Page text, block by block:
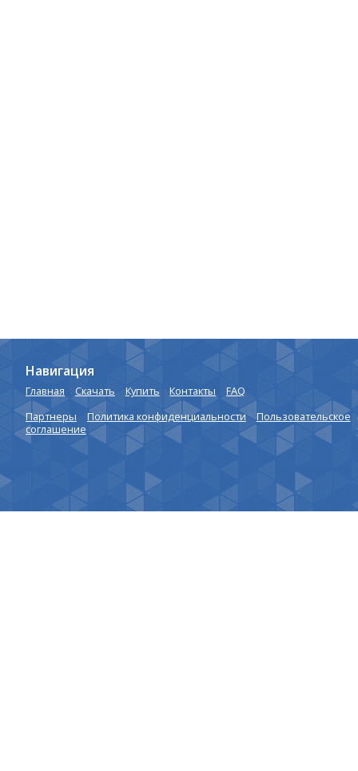
Навигация
Главная Скачать Купить Контакты
FAQ
Партнеры
Политика конфиденциальности
Пользовательское
соглашение